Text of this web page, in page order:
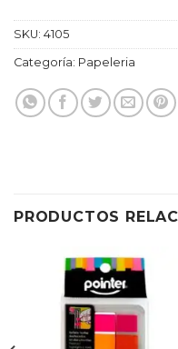
SKU: 4105
Categoría: Papeleria
PRODUCTOS